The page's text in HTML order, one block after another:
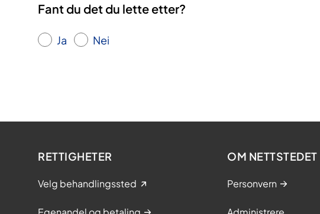
Fant du det du lette etter?
Ja Nei
RETTIGHETER
Velg behandlingssted
OM NETTSTEDET
Personvern